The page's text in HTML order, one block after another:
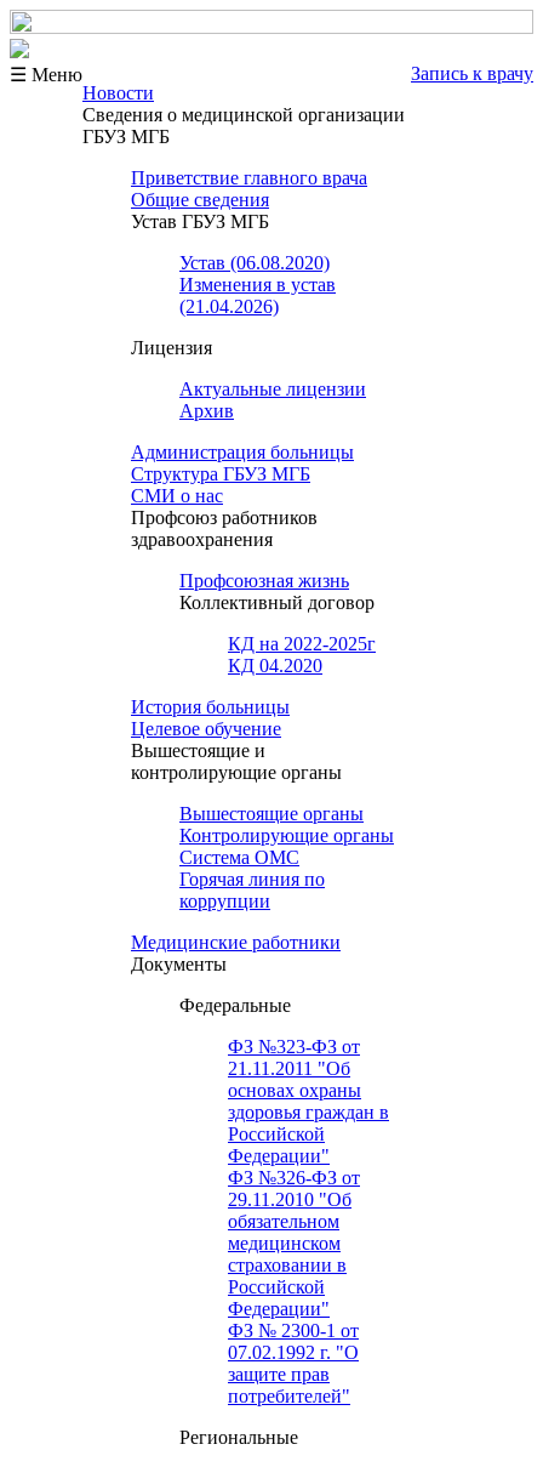
☰ Меню
Запись к врачу
Новости
Сведения о медицинской организации
ГБУЗ МГБ
Приветствие главного врача
Общие сведения
Устав ГБУЗ МГБ
Устав (06.08.2020)
Изменения в устав
(21.04.2026)
Лицензия
Актуальные лицензии
Архив
Администрация больницы
Структура ГБУЗ МГБ
СМИ о нас
Профсоюз работников
здравоохранения
Профсоюзная жизнь
Коллективный договор
КД на 2022-2025г
КД 04.2020
История больницы
Целевое обучение
Вышестоящие и
контролирующие органы
Вышестоящие органы
Контролирующие органы
Система ОМС
Горячая линия по
коррупции
Медицинские работники
Документы
Федеральные
ФЗ №323-ФЗ от
21.11.2011 "Об
основах охраны
здоровья граждан в
Российской
Федерации"
ФЗ №326-ФЗ от
29.11.2010 "Об
обязательном
медицинском
страховании в
Российской
Федерации"
ФЗ № 2300-1 от
07.02.1992 г. "О
защите прав
потребителей"
Региональные